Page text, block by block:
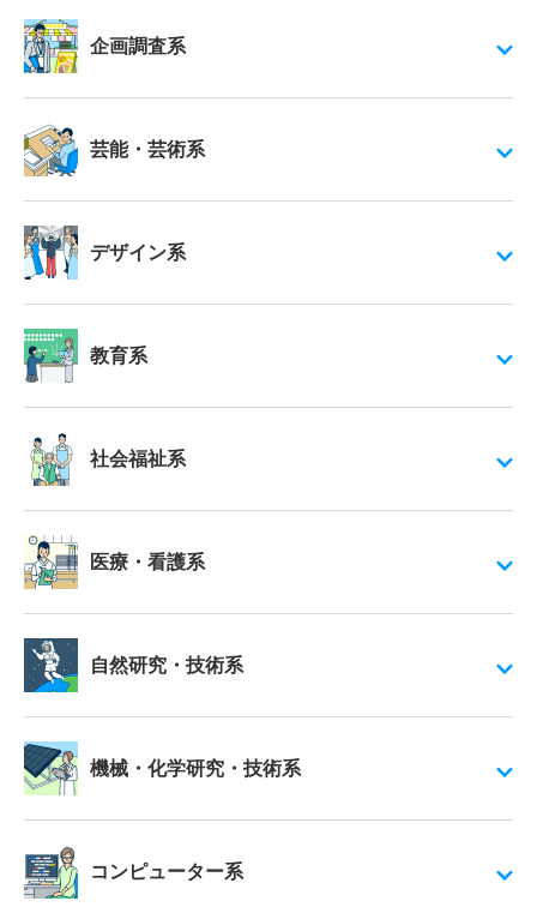
企画調査系
芸能・芸術系
デザイン系
教育系
社会福祉系
医療・看護系
自然研究・技術系
機械・化学研究・技術系
コンピューター系